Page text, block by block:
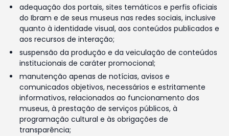
adequação dos portais, sites temáticos e perfis oficiais
do Ibram e de seus museus nas redes sociais, inclusive
quanto à identidade visual, aos conteúdos publicados e
aos recursos de interação;
suspensão da produção e da veiculação de conteúdos
institucionais de caráter promocional;
manutenção apenas de notícias, avisos e
comunicados objetivos, necessários e estritamente
informativos, relacionados ao funcionamento dos
museus, à prestação de serviços públicos, à
programação cultural e às obrigações de
transparência;